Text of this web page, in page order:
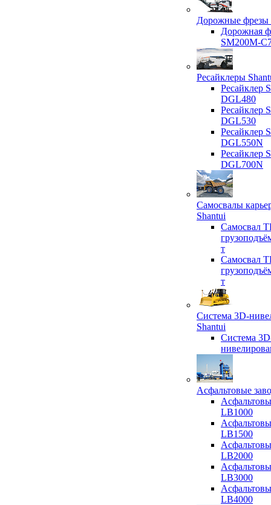
Дорожные фрезы
Дорожная
SM200M-
Ресайклеры
Ресайклер
DGL480
Ресайклер
DGL530
Ресайклер
DGL550N
Ресайклер
DGL700N
Самосвалы
Shantui
Самосвал
т
Самосвал
т
Система 3D-
Shantui
Система
Асфальтовые
LB1000
LB1500
LB2000
LB3000
LB4000